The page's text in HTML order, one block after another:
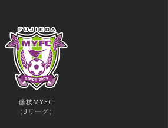
藤枝MYFC
（Jリーグ）